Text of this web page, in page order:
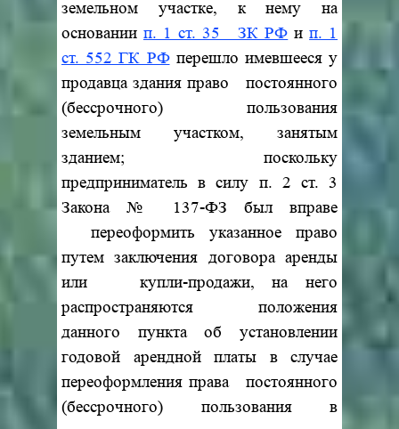
земельном участке, к нему на
основании п. 1 ст. 35 ЗК РФ ип. 1
ст. 552 ГК РФперешло имевшееся у
продавца здания право постоянного
(бессрочного) пользования
земельным участком, занятым
зданием; поскольку
предприниматель в силу п. 2 ст. 3
Закона № 137-ФЗ был вправе
переоформить указанное право
путем заключения договора аренды
или купли-продажи, на него
распространяются положения
данного пункта об установлении
годовой арендной платы в случае
переоформления права постоянного
(бессрочного) пользования в